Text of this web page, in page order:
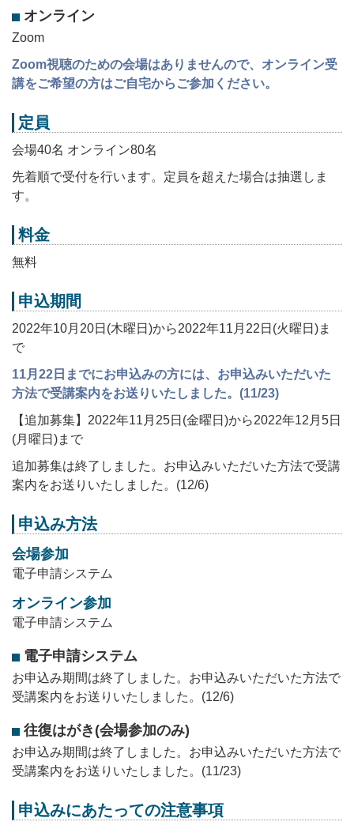
オンライン
Zoom
Zoom視聴のための会場はありませんので、オンライン受
講をご希望の方はご自宅からご参加ください。
定員
会場40名 オンライン80名
先着順で受付を行います。定員を超えた場合は抽選しま
す。
料金
無料
申込期間
2022年10月20日(木曜日)から2022年11月22日(火曜日)ま
で
11月22日までにお申込みの方には、お申込みいただいた
方法で受講案内をお送りいたしました。(11/23)
【追加募集】2022年11月25日(金曜日)から2022年12月5日
(月曜日)まで
追加募集は終了しました。お申込みいただいた方法で受講
案内をお送りいたしました。(12/6)
申込み方法
会場参加
電子申請システム
オンライン参加
電子申請システム
電子申請システム
お申込み期間は終了しました。お申込みいただいた方法で
受講案内をお送りいたしました。(12/6)
往復はがき(会場参加のみ)
お申込み期間は終了しました。お申込みいただいた方法で
受講案内をお送りいたしました。(11/23)
申込みにあたっての注意事項